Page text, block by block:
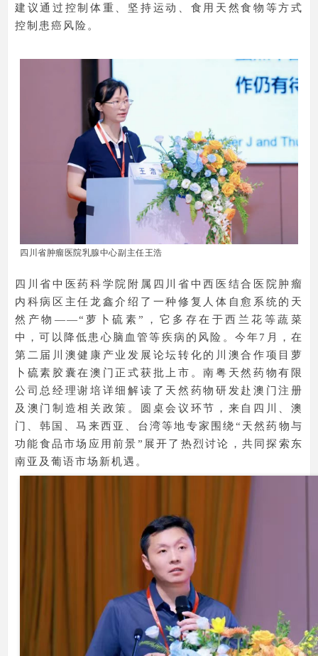
建议通过控制体重、坚持运动、食用天然食物等方式
控制患癌风险。
四川省肿瘤医院乳腺中心副主任王浩
四川省中医药科学院附属四川省中西医结合医院肿瘤
内科病区主任龙鑫介绍了一种修复人体自愈系统的天
然产物——“萝卜硫素”，它多存在于西兰花等蔬菜
中，可以降低患心脑血管等疾病的风险。今年7月，在
第二届川澳健康产业发展论坛转化的川澳合作项目萝
卜硫素胶囊在澳门正式获批上市。南粤天然药物有限
公司总经理谢培详细解读了天然药物研发赴澳门注册
及澳门制造相关政策。圆桌会议环节，来自四川、澳
门、韩国、马来西亚、台湾等地专家围绕“天然药物与
功能食品市场应用前景”展开了热烈讨论，共同探索东
南亚及葡语市场新机遇。